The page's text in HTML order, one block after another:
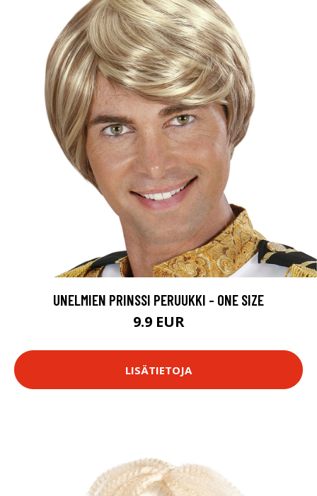
UNELMIEN PRINSSI PERUUKKI - ONE SIZE
9.9 EUR
LISÄTIETOJA